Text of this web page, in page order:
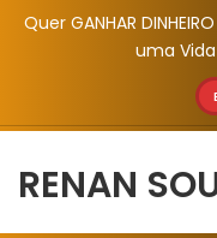
Quer GANHAR
uma
RENAN